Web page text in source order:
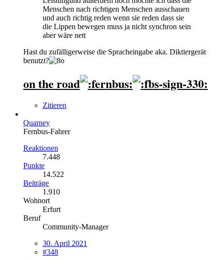
Menschen nach richtigen Menschen ausschauen
und auch richtig reden wenn sie reden dass sie
die Lippen bewegen muss ja nicht synchron sein
aber wäre nett
Hast du zufälligerweise die Spracheingabe aka. Diktiergerät
benutzt?
on the road
Zitieren
Quarney
Fernbus-Fahrer
Reaktionen
7.448
Punkte
14.522
Beiträge
1.910
Wohnort
Erfurt
Beruf
Community-Manager
30. April 2021
#348